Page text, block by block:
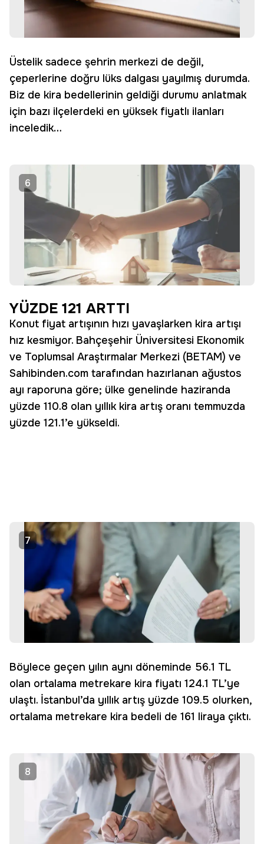
Üstelik sadece şehrin merkezi de değil,
çeperlerine doğru lüks dalgası yayılmış durumda.
Biz de kira bedellerinin geldiği durumu anlatmak
için bazı ilçelerdeki en yüksek fiyatlı ilanları
inceledik…
6
YÜZDE 121 ARTTI
Konut fiyat artışının hızı yavaşlarken kira artışı
hız kesmiyor. Bahçeşehir Üniversitesi Ekonomik
ve Toplumsal Araştırmalar Merkezi (BETAM) ve
Sahibinden.com tarafından hazırlanan ağustos
ayı raporuna göre; ülke genelinde haziranda
yüzde 110.8 olan yıllık kira artış oranı temmuzda
yüzde 121.1’e yükseldi.
7
Böylece geçen yılın aynı döneminde 56.1 TL
olan ortalama metrekare kira fiyatı 124.1 TL’ye
ulaştı. İstanbul’da yıllık artış yüzde 109.5 olurken,
ortalama metrekare kira bedeli de 161 liraya çıktı.
8